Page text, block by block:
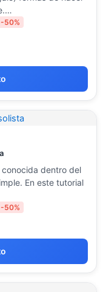
-50%
conocida dentro del
En este tutorial
-50%